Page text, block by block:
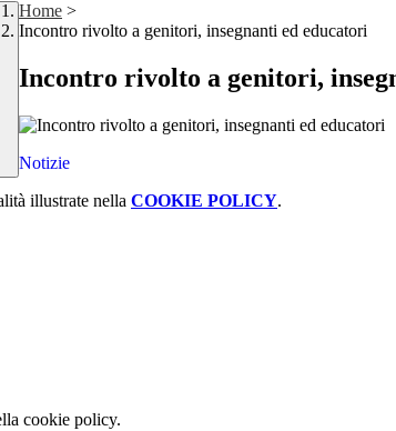
Home >
Incontro rivolto a genitori, insegnanti ed educatori
Incontro rivolto a genitori,
Notizie
illustrate nella COOKIE POLICY.
cookie policy.